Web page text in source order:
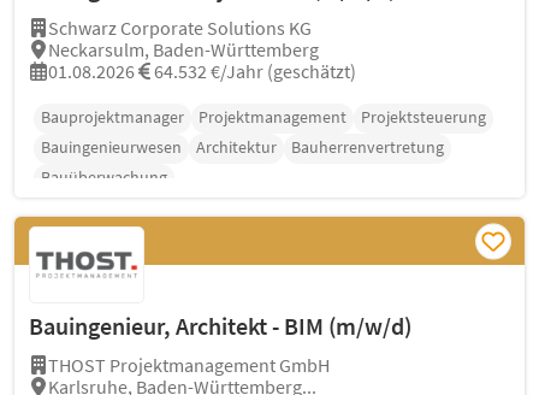
Schwarz Corporate Solutions KG
Neckarsulm, Baden-Württemberg
01.08.2026
64.532 €/Jahr (geschätzt)
Bauprojektmanager Projektmanagement
Projektsteuerung
Bauingenieurwesen
Architektur
Bauherrenvertretung
Bauüberwachung
Bauingenieur, Architekt - BIM (m/w/d)
THOST Projektmanagement GmbH
Karlsruhe, Baden-Württemberg...